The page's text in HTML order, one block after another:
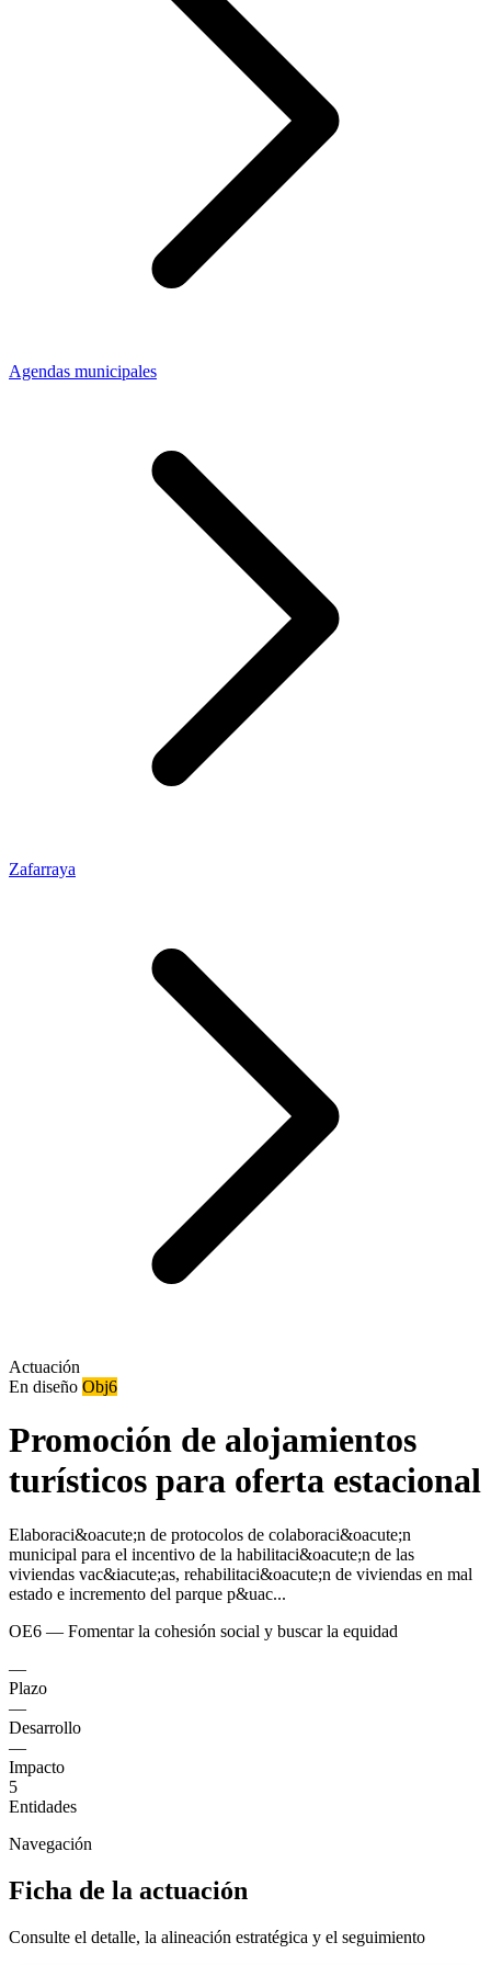
Agendas municipales
Zafarraya
Actuación
En diseño Obj6
Promoción de alojamientos
turísticos para oferta estacional
Elaboraci&oacute;n de protocolos de colaboraci&oacute;n
municipal para el incentivo de la habilitaci&oacute;n de las
viviendas vac&iacute;as, rehabilitaci&oacute;n de viviendas en mal
estado e incremento del parque p&uac...
OE6 — Fomentar la cohesión social y buscar la equidad
—
Plazo
—
Desarrollo
—
Impacto
5
Entidades
Navegación
Ficha de la actuación
Consulte el detalle, la alineación estratégica y el seguimiento